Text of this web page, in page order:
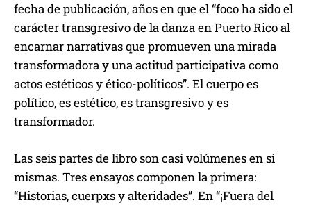
fecha de publicación, años en que el “foco ha sido el
carácter transgresivo de la danza en Puerto Rico al
encarnar narrativas que promueven una mirada
transformadora y una actitud participativa como
actos estéticos y ético-políticos”. El cuerpo es
político, es estético, es transgresivo y es
transformador.
Las seis partes de libro son casi volúmenes en si
mismas. Tres ensayos componen la primera:
“Historias, cuerpxs y alteridades”. En “¡Fuera del